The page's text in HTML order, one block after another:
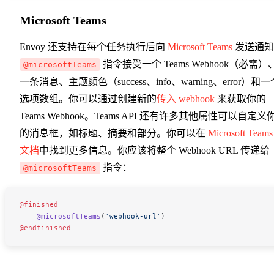
Microsoft Teams
Envoy 还支持在每个任务执行后向 Microsoft Teams 发送通
@microsoftTeams
指令接受一个 Teams Webhook（必需）
一条消息、主题颜色（success、info、warning、error）和一
选项数组。你可以通过创建新的传入 webhook 来获取你的
Teams Webhook。Teams API 还有许多其他属性可以自定义
的消息框，如标题、摘要和部分。你可以在 Microsoft Teams
文档中找到更多信息。你应该将整个 Webhook URL 传递给
@microsoftTeams 指令：
@finished
    @microsoftTeams
( 'webhook-url' )
@endfinished